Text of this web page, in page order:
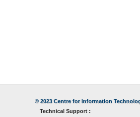
© 2023 Centre for Information
Technical Support :